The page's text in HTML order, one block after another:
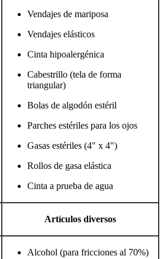
Vendajes de mariposa
Vendajes elásticos
Cinta hipoalergénica
Cabestrillo (tela de forma
triangular)
Bolas de algodón estéril
Parches estériles para los ojos
Gasas estériles (4" x 4")
Rollos de gasa elástica
Cinta a prueba de agua
Artículos diversos
Alcohol (para fricciones al 70%)